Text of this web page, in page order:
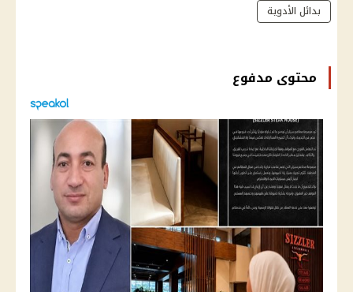
بدائل الأدوية
محتوى مدفوع